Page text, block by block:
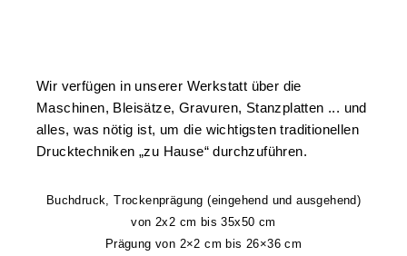
Wir verfügen in unserer Werkstatt über die
Maschinen, Bleisätze, Gravuren, Stanzplatten ... und
alles, was nötig ist, um die wichtigsten traditionellen
Drucktechniken „zu Hause“ durchzuführen.
Buchdruck, Trockenprägung (eingehend und ausgehend)
von 2x2 cm bis 35x50 cm
Prägung von 2×2 cm bis 26×36 cm